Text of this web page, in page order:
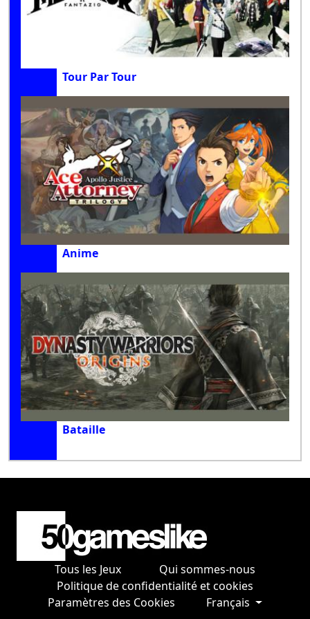
Tour Par Tour
Anime
Bataille
Tous les Jeux
Qui sommes-nous
Politique de confidentialité et cookies
Paramètres des Cookies
Français